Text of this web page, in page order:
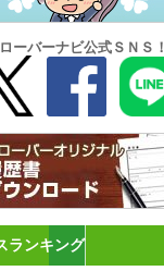
ーバーナビ公式ＳＮＳ！
ランキング